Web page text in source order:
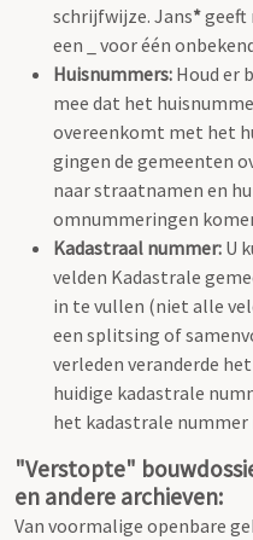
schrijfwijze. Jans*geeft
een _ voor één
Huisnummers: Houd er
mee dat het
overeenkomt met het
gingen de gemeenten
naar straatnamen en
omnummeringen
Kadastraal nummer: U
velden Kadastrale
in te vullen (niet alle
een splitsing of
verleden veranderde
huidige kadastrale
het kadastrale nummer
"Verstopte"
en andere archieven:
Van voormalige openbare